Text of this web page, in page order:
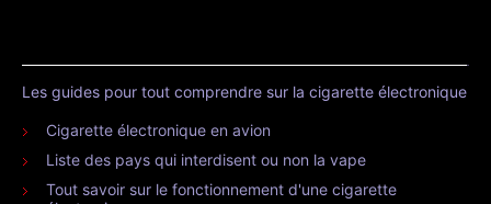
Les guides pour tout comprendre sur la cigarette électronique
Cigarette électronique en avion
Liste des pays qui interdisent ou non la vape
Tout savoir sur le fonctionnement d'une cigarette